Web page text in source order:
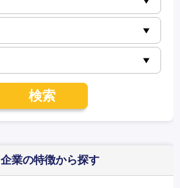
検索
企業の特徴から探す